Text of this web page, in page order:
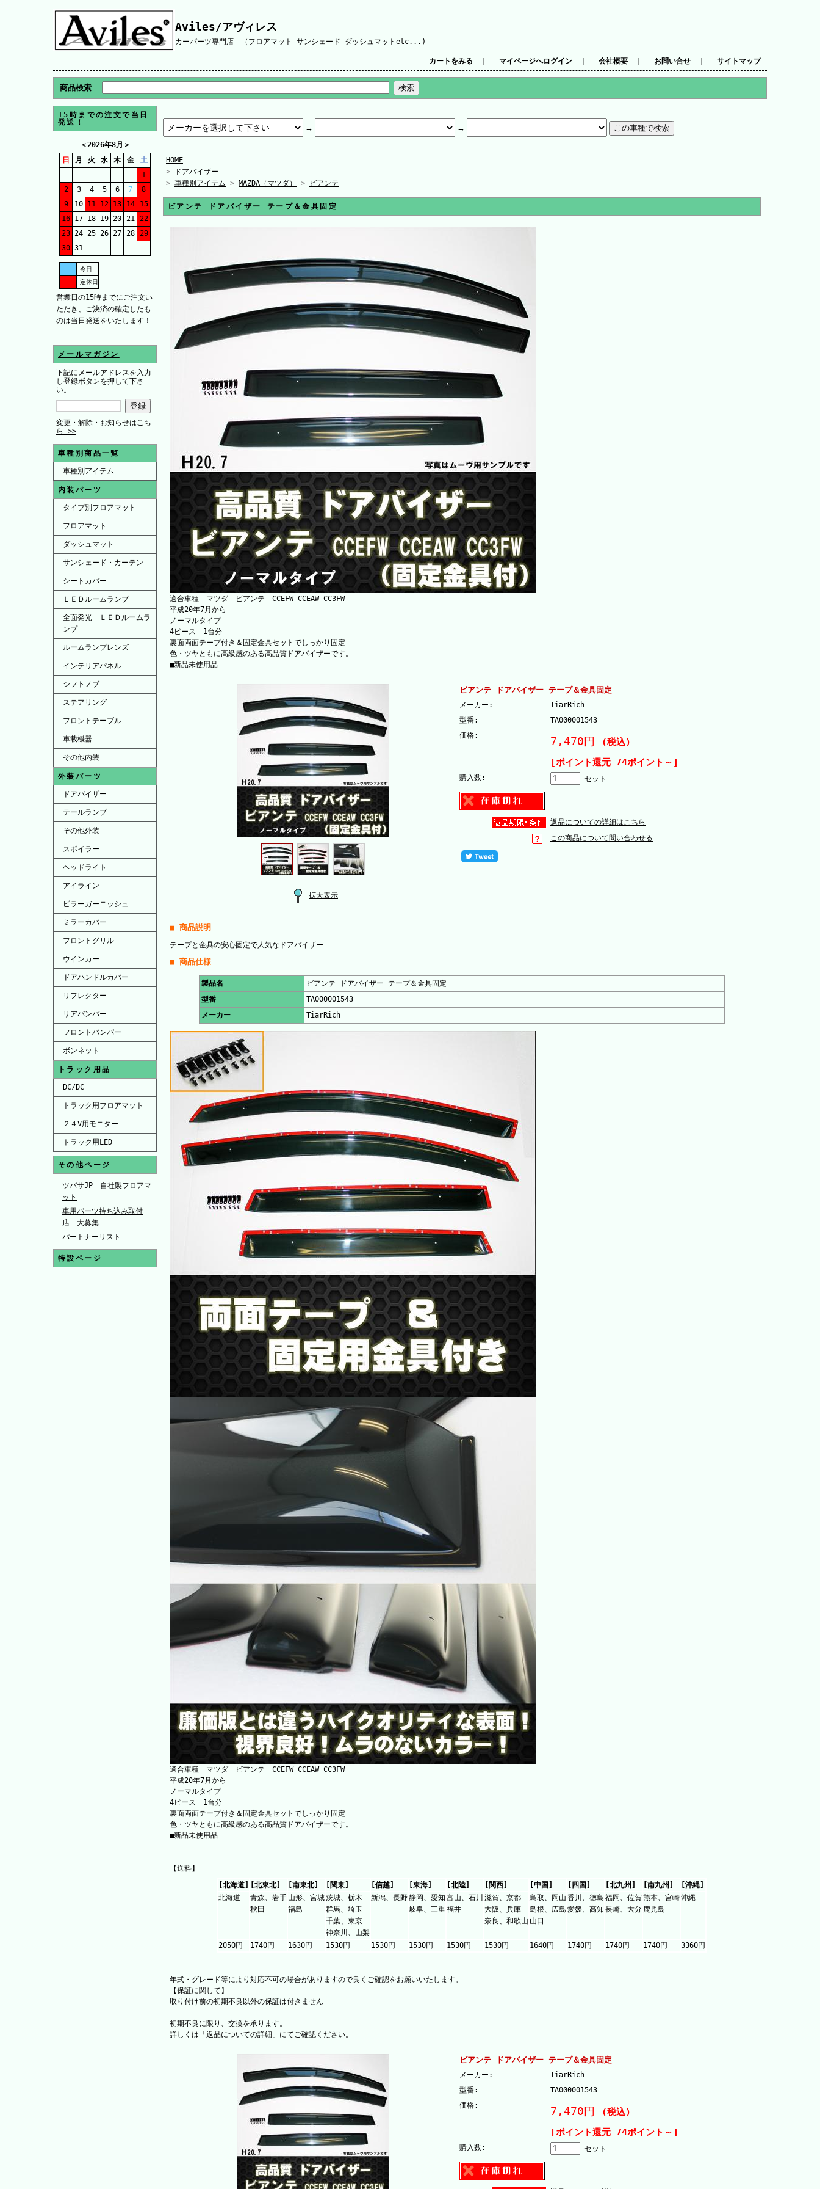
Aviles/アヴィレス
カーパーツ専門店 （フロアマット サンシェード ダッシュマットetc...)
カートをみる マイページへログイン 会社概要 お問い合せ サイトマップ
商品検索
15時までの注文で当日
発送！
＜2026年8月 ＞
日
月 火 水 木 金
土
1
2
3 4 5 6 7
8
9
10 11 12 13 14
15
16 17 18 19 20 21
22
23 24 25 26 27 28
29
30 31
今日
定休日
営業日の15時までにご注文い
ただき、ご決済の確定したも
のは当日発送をいたします！
メールマガジン
下記にメールアドレスを入力
し登録ボタンを押して下さ
い。
変更・解除・お知らせはこち
ら >>
車種別商品一覧
車種別アイテム
内装パーツ
タイプ別フロアマット
フロアマット
ダッシュマット
サンシェード・カーテン
シートカバー
ＬＥＤルームランプ
全面発光 ＬＥＤルームラ
ンプ
ルームランプレンズ
インテリアパネル
シフトノブ
ステアリング
フロントテーブル
車載機器
その他内装
外装パーツ
ドアバイザー
テールランプ
その他外装
スポイラー
ヘッドライト
アイライン
ピラーガーニッシュ
ミラーカバー
フロントグリル
ウインカー
ドアハンドルカバー
リフレクター
リアバンパー
フロントバンパー
ボンネット
トラック用品
DC/DC
トラック用フロアマット
２４V用モニター
トラック用LED
その他ページ
ツバサJP 自社製フロアマ
ット
車用パーツ持ち込み取付
店 大募集
パートナーリスト
特設ページ
HOME
>
ドアバイザー
> 車種別アイテム > MAZDA（マツダ） > ビアンテ
ビアンテ ドアバイザー テープ＆金具固定
適合車種 マツダ ビアンテ CCEFW CCEAW CC3FW
平成20年7月から
ノーマルタイプ
4ピース 1台分
裏面両面テープ付き＆固定金具セットでしっかり固定
色・ツヤともに高級感のある高品質ドアバイザーです。
■新品未使用品
拡大表示
ビアンテ ドアバイザー テープ＆金具固定
メーカー:
TiarRich
型番:
TA000001543
価格:
7,470円 (税込)
[ポイント還元 74ポイント～]
購入数: セット
返品についての詳細はこちら
この商品について問い合わせる
■ 商品説明
テープと金具の安心固定で人気なドアバイザー
■ 商品仕様
製品名
ビアンテ ドアバイザー テープ＆金具固定
型番
TA000001543
メーカー
TiarRich
適合車種 マツダ ビアンテ CCEFW CCEAW CC3FW
平成20年7月から
ノーマルタイプ
4ピース 1台分
裏面両面テープ付き＆固定金具セットでしっかり固定
色・ツヤともに高級感のある高品質ドアバイザーです。
■新品未使用品
【送料】
[北海道]
[北東北] [南東北] [関東] [信越] [東海] [北陸] [関西] [中国] [四国] [北九州] [南九州]
[沖縄]
北海道
青森、岩手
秋田
山形、宮城
福島
茨城、栃木
群馬、埼玉
千葉、東京
神奈川、山梨
新潟、長野静岡、愛知
岐阜、三重
富山、石川
福井
滋賀、京都
大阪、兵庫
奈良、和歌山
鳥取、岡山
島根、広島
山口
香川、徳島
愛媛、高知
福岡、佐賀
長崎、大分
熊本、宮崎
鹿児島
沖縄
2050円 1740円 1630円 1530円 1530円 1530円 1530円 1530円 1640円 1740円 1740円 1740円 3360円
年式・グレード等により対応不可の場合がありますので良くご確認をお願いいたします。
【保証に関して】
取り付け前の初期不良以外の保証は付きません
初期不良に限り、交換を承ります。
詳しくは「返品についての詳細」にてご確認ください。
ビアンテ ドアバイザー テープ＆金具固定
メーカー:
TiarRich
型番:
TA000001543
価格:
7,470円 (税込)
[ポイント還元 74ポイント～]
購入数: セット